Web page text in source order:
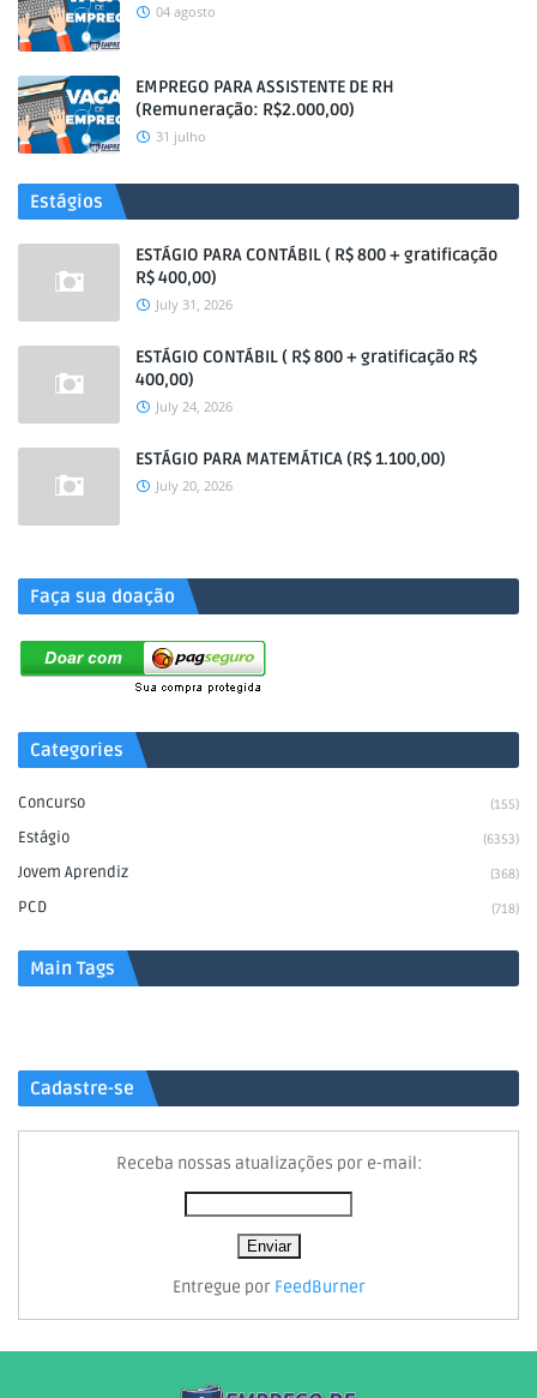
04 agosto
EMPREGO PARA ASSISTENTE DE RH
(Remuneração: R$2.000,00)
31 julho
Estágios
ESTÁGIO PARA CONTÁBIL ( R$ 800 + gratificação
R$ 400,00)
July 31, 2026
ESTÁGIO CONTÁBIL ( R$ 800 + gratificação R$
400,00)
July 24, 2026
ESTÁGIO PARA MATEMÁTICA (R$ 1.100,00)
July 20, 2026
Faça sua doação
Categories
Concurso (155)
Estágio (6353)
Jovem Aprendiz (368)
PCD (718)
Main Tags
Cadastre-se
Receba nossas atualizações por e-mail:
Entregue por FeedBurner